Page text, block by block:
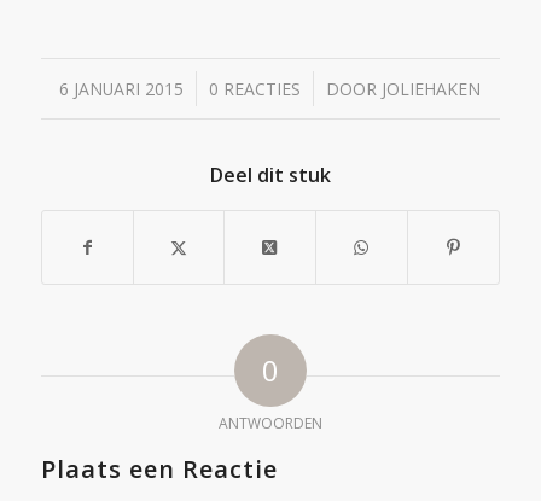
6 JANUARI 2015
/ 0 REACTIES
/ DOOR JOLIEHAKEN
Deel dit stuk
0
ANTWOORDEN
Plaats een Reactie